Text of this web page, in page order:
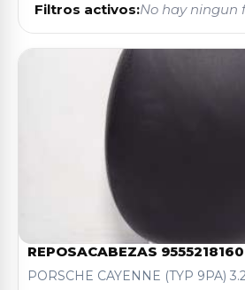
Filtros activos:No hay ningun
REPOSACABEZAS
PORSCHE CAYENNE (TYP 9PA)